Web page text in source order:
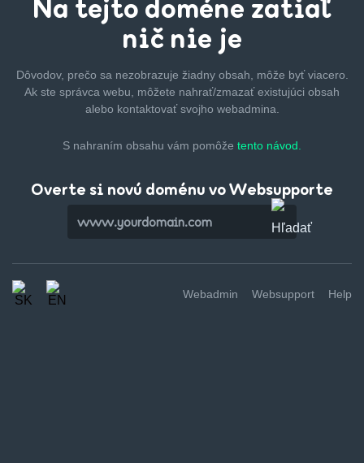
Na tejto doméne zatiaľ
nič nie je
Dôvodov, prečo sa nezobrazuje žiadny obsah, môže byťviacero.
Ak ste správca webu, môžete nahrať/zmazaťexistujúci obsah
alebo kontaktovať svojho webadmina.
S nahraním obsahu vám pomôže tento návod.
Overte si novú doménu vo Websupporte
Webadmin Websupport Help